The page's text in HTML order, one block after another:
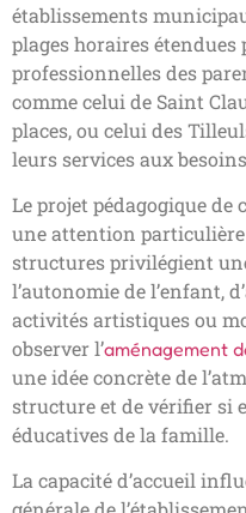
établissements
plages horaires
professionnelles des
comme celui de Saint
places, ou celui des
leurs services aux
Le projet pédagogique
une attention
structures privilégient
l’autonomie de l’enfant,
activités artistiques ou
observer l’aménagement
une idée concrète de
structure et de vérifier si
éducatives de la famille.
La capacité d’accueil